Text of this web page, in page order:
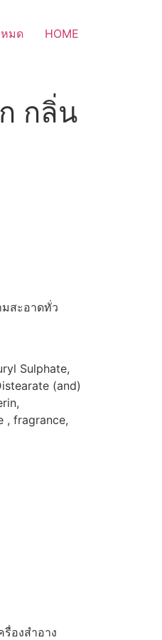
มด HOME
กลิ่น
สะอาดทั่ว
Sulphate,
(and)
, fragrance,
องสำอาง